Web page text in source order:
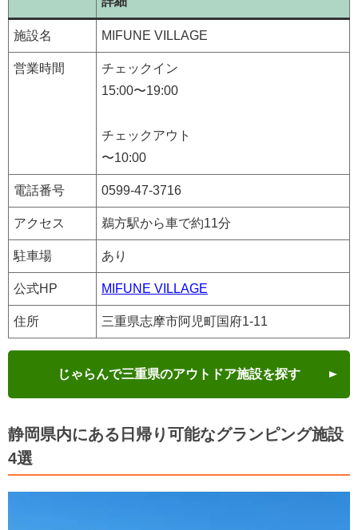
施設名 MIFUNE VILLAGE
営業時間
チェックイン
15:00〜19:00
チェックアウト
〜10:00
電話番号 0599-47-3716
アクセス 鵜方駅から車で約11分
駐車場 あり
公式HP MIFUNE VILLAGE
住所 三重県志摩市阿児町国府1-11
じゃらんで三重県のアウトドア施設を探す
静岡県内にある日帰り可能なグランピング施設
4選